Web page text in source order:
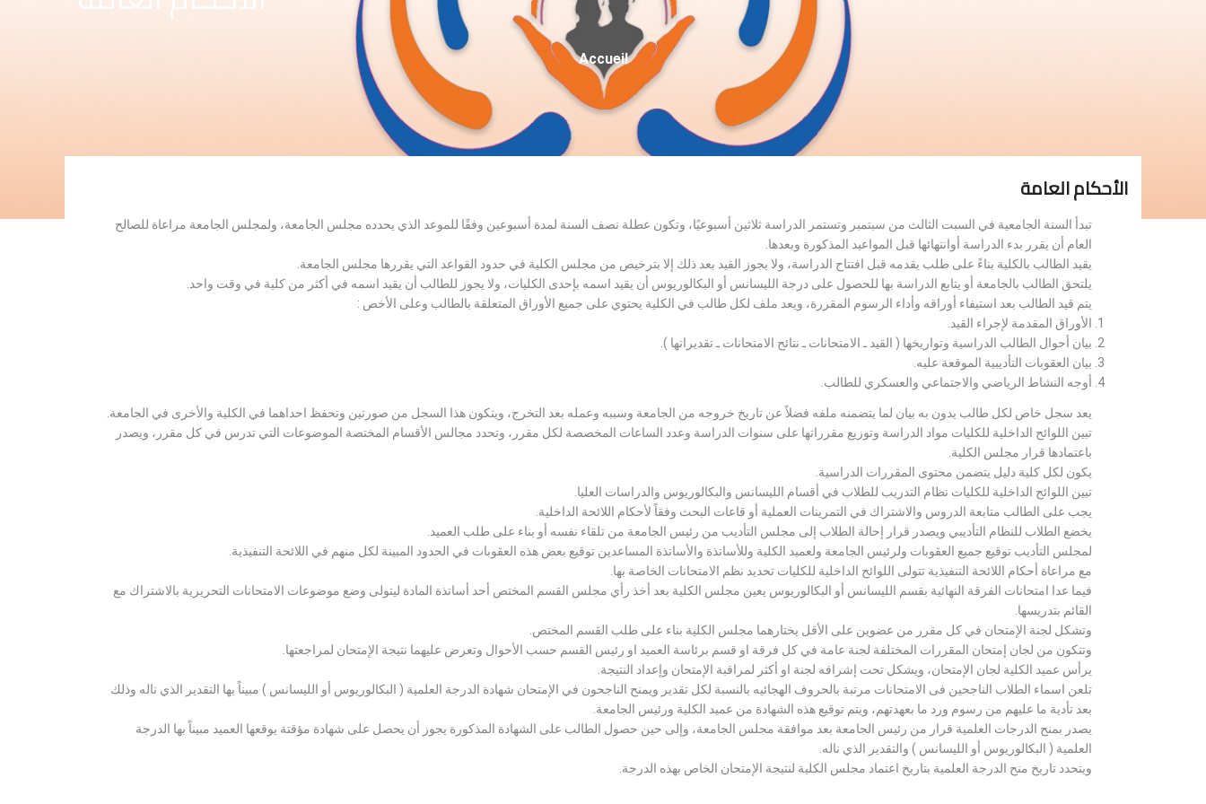
Fil
D'Ariane
Accueil
الأحكام العامة
تبدأ السنة الجامعية في السبت الثالث من سبتمبر وتستمر الدراسة ثلاثين أسبوعيًا، وتكون عطلة نصف السنة لمدة أسبوعين وفقًا للموعد الذي يحدده مجلس الجامعة، ولمجلس الجامعة مراعاة للصالح
العام أن يقرر بدء الدراسة أوانتهائها قبل المواعيد المذكورة وبعدها.
يقيد الطالب بالكلية بناءً على طلب يقدمه قبل افتتاح الدراسة، ولا يجوز القيد بعد ذلك إلا بترخيص من مجلس الكلية في حدود القواعد التي يقررها مجلس الجامعة.
يلتحق الطالب بالجامعة أو يتابع الدراسة بها للحصول على درجة الليسانس أو البكالوريوس أن يقيد اسمه بإحدى الكليات، ولا يجوز للطالب أن يقيد اسمه في أكثر من كلية في وقت واحد.
يتم قيد الطالب بعد استيفاء أوراقه وأداء الرسوم المقررة، ويعد ملف لكل طالب في الكلية يحتوي على جميع الأوراق المتعلقة بالطالب وعلى الأخص :
الأوراق المقدمة لإجراء القيد.
بيان أحوال الطالب الدراسية وتواريخها ( القيد ـ الامتحانات ـ نتائح الامتحانات ـ تقديراتها ).
بيان العقوبات التأديبية الموقعة عليه.
أوجه النشاط الرياضي والاجتماعي والعسكري للطالب.
يعد سجل خاص لكل طالب يدون به بيان لما يتضمنه ملفه فضلاً عن تاريخ خروجه من الجامعة وسببه وعمله بعد التخرج، ويتكون هذا السجل من صورتين وتحفظ احداهما في الكلية والأخرى في الجامعة.
تبين اللوائح الداخلية للكليات مواد الدراسة وتوزيع مقرراتها على سنوات الدراسة وعدد الساعات المخصصة لكل مقرر، وتحدد مجالس الأقسام المختصة الموضوعات التي تدرس في كل مقرر، ويصدر
باعتمادها قرار مجلس الكلية.
يكون لكل كلية دليل يتضمن محتوى المقررات الدراسية.
تبين اللوائح الداخلية للكليات نظام التدريب للطلاب في أقسام الليسانس والبكالوريوس والدراسات العليا.
يجب على الطالب متابعة الدروس والاشتراك في التمرينات العملية أو قاعات البحث وفقاً لأحكام اللائحة الداخلية.
يخضع الطلاب للنظام التأديبي ويصدر قرار إحالة الطلاب إلى مجلس التأديب من رئيس الجامعة من تلقاء نفسه أو بناء على طلب العميد.
لمجلس التأديب توقيع جميع العقوبات ولرئيس الجامعة ولعميد الكلية وللأساتذة والأساتذة المساعدين توقيع بعض هذه العقوبات في الحدود المبينة لكل منهم في اللائحة التنفيذية.
مع مراعاة أحكام اللائحة التنفيذية تتولى اللوائح الداخلية للكليات تحديد نظم الامتحانات الخاصة بها.
فيما عدا امتحانات الفرقة النهائية بقسم الليسانس أو البكالوريوس يعين مجلس الكلية بعد أخذ رأي مجلس القسم المختص أحد أساتذة المادة ليتولى وضع موضوعات الامتحانات التحريرية بالاشتراك مع
القائم بتدريسها.
وتشكل لجنة الإمتحان في كل مقرر من عضوين على الأقل يختارهما مجلس الكلية بناء على طلب القسم المختص.
وتتكون من لجان إمتحان المقررات المختلفة لجنة عامة في كل فرقة او قسم برئاسة العميد او رئيس القسم حسب الأحوال وتعرض عليهما نتيجة الإمتحان لمراجعتها.
يرأس عميد الكلية لجان الإمتحان، ويشكل تحت إشرافه لجنة او أكثر لمراقبة الإمتحان وإعداد النتيجة.
تلعن اسماء الطلاب الناجحين فى الامتحانات مرتبة بالحروف الهجائيه بالنسبة لكل تقدير ويمنح الناجحون في الإمتحان شهادة الدرجة العلمية ( البكالوريوس أو الليسانس ) مبيناً بها التقدير الذي ناله وذلك
بعد تأدية ما عليهم من رسوم ورد ما بعهدتهم، ويتم توقيع هذه الشهادة من عميد الكلية ورئيس الجامعة.
يصدر بمنح الدرجات العلمية قرار من رئيس الجامعة بعد موافقة مجلس الجامعة، وإلى حين حصول الطالب على الشهادة المذكورة يجوز أن يحصل على شهادة مؤقتة يوقعها العميد مبيناً بها الدرجة
العلمية ( البكالوريوس أو الليسانس ) والتقدير الذي ناله.
ويتحدد تاريخ منح الدرجة العلمية بتاريخ اعتماد مجلس الكلية لنتيجة الإمتحان الخاص بهذه الدرجة.